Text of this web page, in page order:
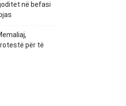
në befasi
për të